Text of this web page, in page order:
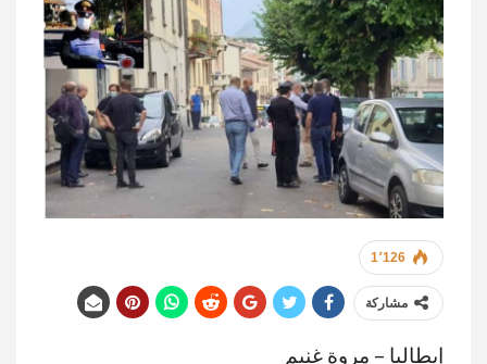
1٬126
مشاركة
إيطاليا – مروة غنيم